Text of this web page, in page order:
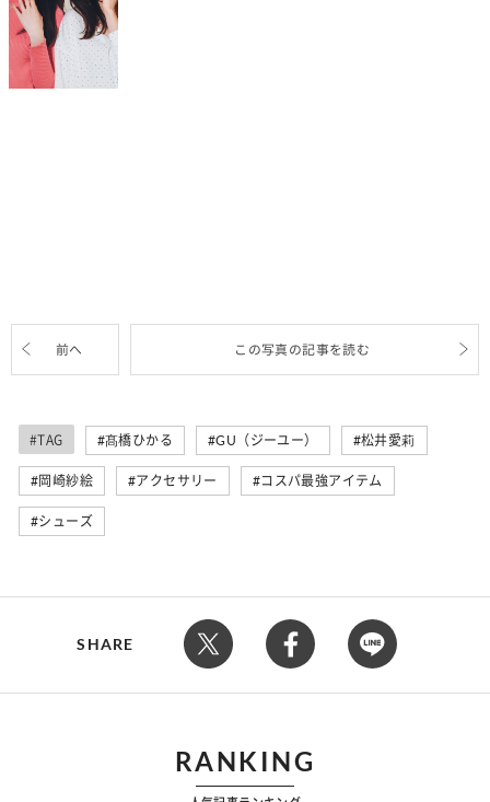
前へ この写真の記事を読む
#TAG 髙橋ひかる GU（ジーユー） 松井愛莉
岡崎紗絵 アクセサリー コスパ最強アイテム
シューズ
SHARE
RANKING